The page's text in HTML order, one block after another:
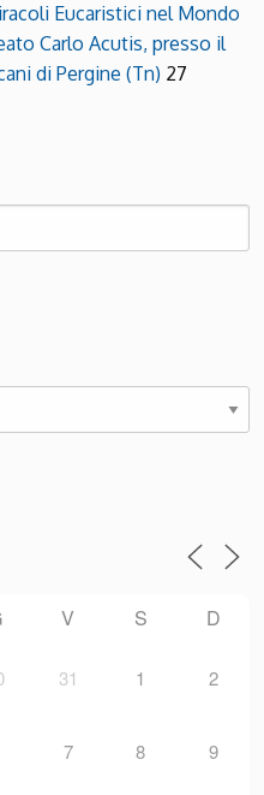
Eucaristici nel Mondo
Carlo Acutis, presso il
di Pergine (Tn) 27
V S D
31 1 2
7 8 9